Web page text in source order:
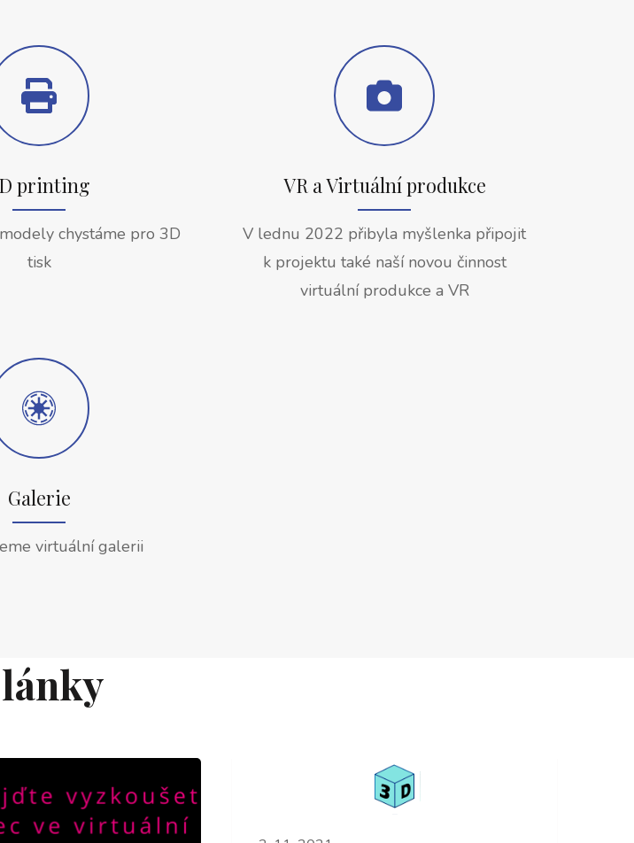
printing
chystáme pro 3D
tisk
VR a Virtuální produkce
V lednu 2022 přibyla myšlenka připojit
k projektu také naší novou činnost
virtuální produkce a VR
Galerie
virtuální galerii